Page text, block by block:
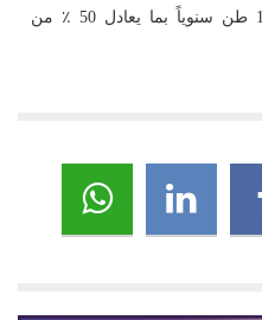
مزرعة دواجن بطاقة إنتاجية 183500 طن سنوياً بما يعادل 50 ٪ من